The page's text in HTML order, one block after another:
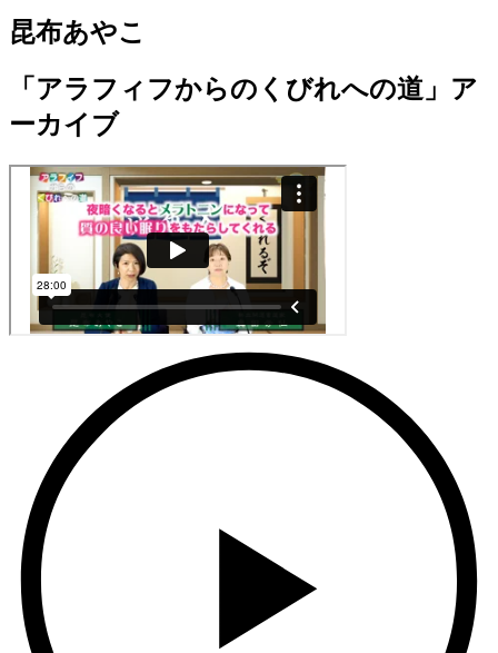
昆布あやこ
「アラフィフからのくびれへの道」ア
ーカイブ